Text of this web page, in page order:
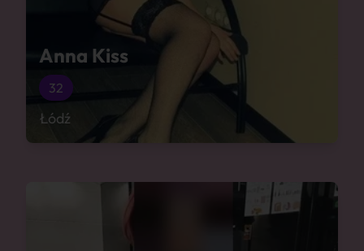
Anna Kiss
32
Łódź